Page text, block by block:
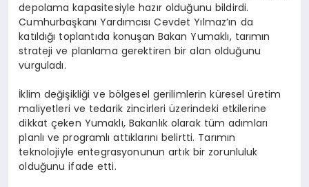
depolama kapasitesiyle hazır olduğunu bildirdi.
Cumhurbaşkanı Yardımcısı Cevdet Yılmaz’ın da
katıldığı toplantıda konuşan Bakan Yumaklı, tarımın
strateji ve planlama gerektiren bir alan olduğunu
vurguladı.
İklim değişikliği ve bölgesel gerilimlerin küresel üretim
maliyetleri ve tedarik zincirleri üzerindeki etkilerine
dikkat çeken Yumaklı, Bakanlık olarak tüm adımları
planlı ve programlı attıklarını belirtti. Tarımın
teknolojiyle entegrasyonunun artık bir zorunluluk
olduğunu ifade etti.